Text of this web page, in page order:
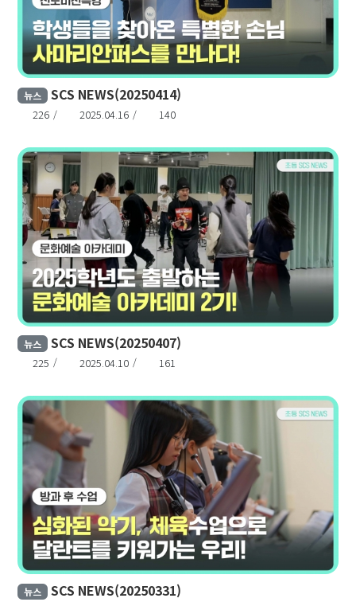
뉴스 SCS NEWS(20250414)
226 2025.04.16 140
뉴스 SCS NEWS(20250407)
225 2025.04.10 161
뉴스 SCS NEWS(20250331)